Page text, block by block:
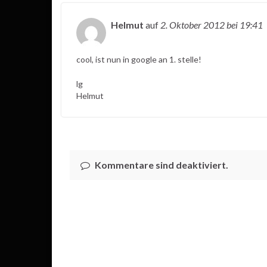
Helmut auf 2. Oktober 2012bei 19:41
cool, ist nun in google an 1. stelle!
lg
Helmut
Kommentare sind deaktiviert.